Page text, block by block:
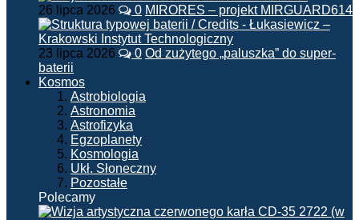
26 lipca 2026 0 MIRORES – projekt MIRGUARD614
23 lipca 2026 0 Od zużytego „paluszka” do super-
baterii
Kosmos
Astrobiologia
Astronomia
Astrofizyka
Egzoplanety
Kosmologia
Ukł. Słoneczny
Pozostałe
Polecamy